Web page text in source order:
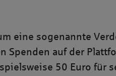
eine sogenannte
auf der
50 Euro für